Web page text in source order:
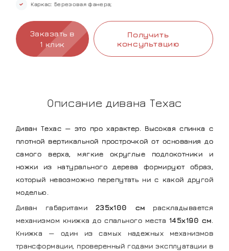
Каркас: Березовая фанера;
Заказать в
1 клик
Получить
консультацию
Описание дивана Техас
Диван Техас — это про характер. Высокая спинка с
плотной вертикальной прострочкой от основания до
самого верха, мягкие округлые подлокотники и
ножки из натурального дерева формируют образ,
который невозможно перепутать ни с какой другой
моделью.
Диван габаритами 235х100 см раскладывается
механизмом книжка до спального места145х190 см
Книжка — один из самых надежных механизмов
трансформации, проверенный годами эксплуатации в